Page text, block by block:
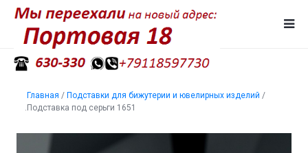
Главная / Подставки для бижутерии и ювелирных изделий /
.Подставка под серьги 1651